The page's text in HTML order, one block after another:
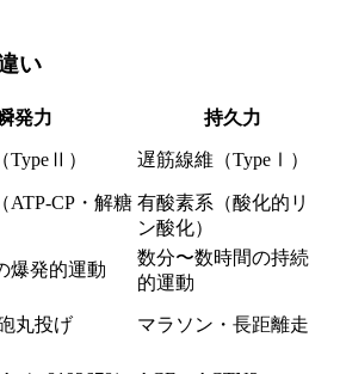
い
発力
持久力
TypeⅡ） 遅筋線維（TypeⅠ）
ATP-CP・解糖 有酸素系（酸化的リ
ン酸化）
爆発的運動
数分〜数時間の持続
的運動
丸投げ マラソン・長距離走